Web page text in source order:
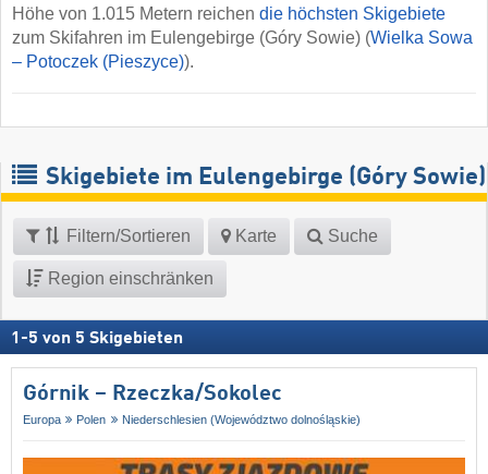
Höhe von 1.015 Metern reichen die höchsten Skigebiete
zum Skifahren im Eulengebirge (Góry Sowie) (Wielka Sowa
– Potoczek (Pieszyce)).
Skigebiete im Eulengebirge (Góry Sowie)
Filtern/Sortieren Karte Suche
Region einschränken
1 -5 von 5 Skigebieten
Górnik – Rzeczka/​Sokolec
Europa Polen Niederschlesien (Województwo dolnośląskie)